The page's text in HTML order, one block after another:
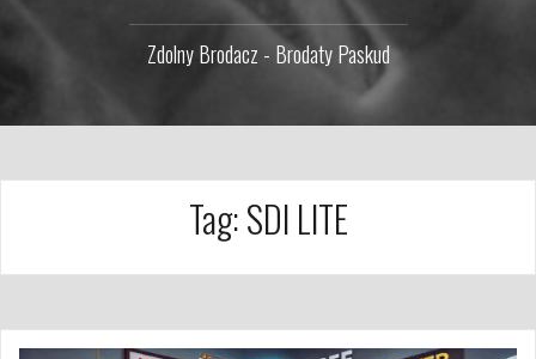
Zdolny Brodacz - Brodaty Paskud
Tag:SDI LITE